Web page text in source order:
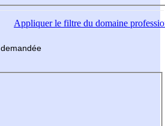
Appliquerle filtre du domaine
demandée